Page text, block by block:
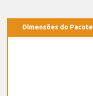
Dimensões do Pacote